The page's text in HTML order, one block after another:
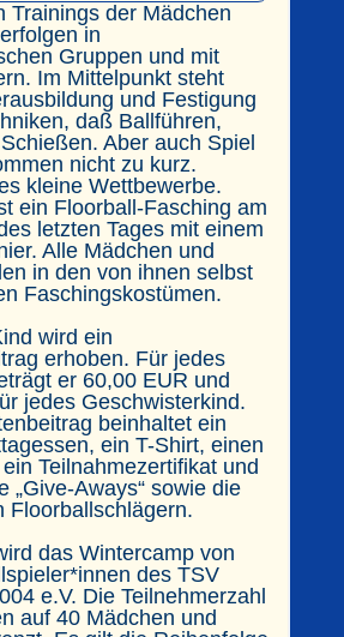
Trainings der Mädchen
in
Gruppen und mit
Im Mittelpunkt steht
und Festigung
daß Ballführen,
Aber auch Spiel
nicht zu kurz.
kleine Wettbewerbe.
ein Floorball-Fasching am
letzten Tages mit einem
Alle Mädchen und
in den von ihnen selbst
Faschingskostümen.
wird ein
erhoben. Für jedes
er 60,00 EUR und
jedes Geschwisterkind.
beinhaltet ein
ein T-Shirt, einen
Teilnahmezertifikat und
„Give-Aways“ sowie die
Floorballschlägern.
das Wintercamp von
des TSV
e.V. Die Teilnehmerzahl
auf 40 Mädchen und